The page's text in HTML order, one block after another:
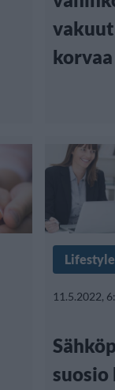
korvaa
Lifestyle
11.5.2022,
suosio